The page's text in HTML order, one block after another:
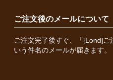
ご注文後のメールについて
ご注文完了後すぐ、「[Lond]ご
いう件名のメールが届きます。